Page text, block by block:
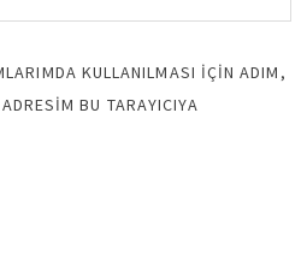
KULLANILMASI IÇIN ADIM,
BU TARAYICIYA